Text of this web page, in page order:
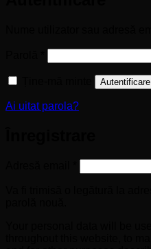
Autentificare
Ai uitat parola?